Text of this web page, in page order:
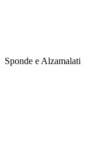
Sponde e Alzamalati